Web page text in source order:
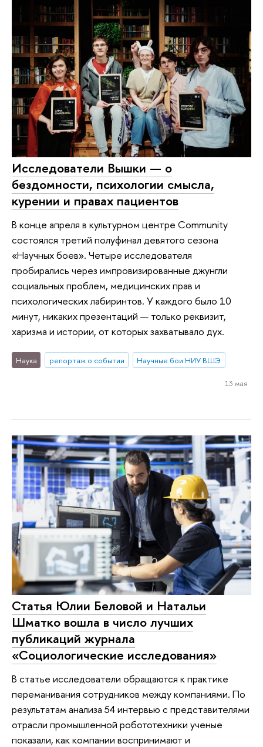
Исследователи Вышки — о
бездомности, психологии смысла,
курении и правах пациентов
В конце апреля в культурном центре Community
состоялся третий полуфинал девятого сезона
«Научных боев». Четыре исследователя
пробирались через импровизированные джунгли
социальных проблем, медицинских прав и
психологических лабиринтов. У каждого было 10
минут, никаких презентаций — только реквизит,
харизма и истории, от которых захватывало дух.
Наука репортаж о событии Научные бои НИУ ВШЭ
13 мая
Статья Юлии Беловой и Натальи
Шматко вошла в число лучших
публикаций журнала
«Социологические исследования»
В статье исследователи обращаются к практике
переманивания сотрудников между компаниями. По
результатам анализа 54 интервью с представителями
отрасли промышленной робототехники ученые
показали, как компании воспринимают и